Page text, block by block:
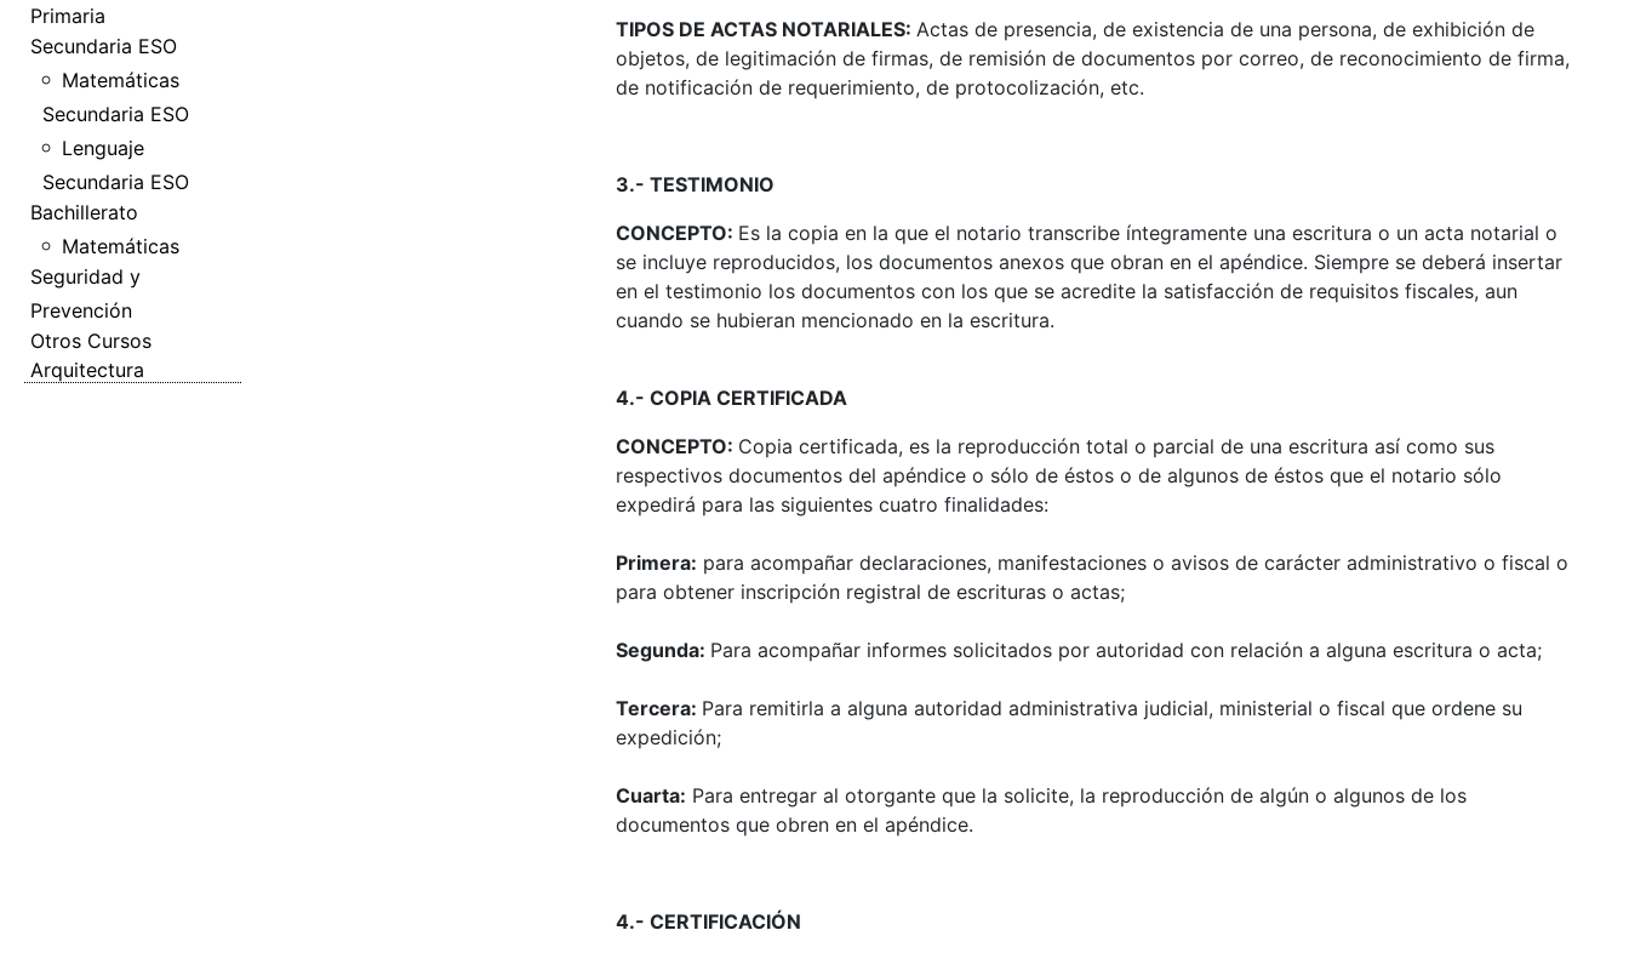
Primaria
Secundaria ESO
Matemáticas
Secundaria ESO
Lenguaje
Secundaria ESO
Bachillerato
Matemáticas
Seguridad y
Prevención
Otros Cursos
Arquitectura
TIPOS DE ACTAS NOTARIALES: Actas de presencia, de existencia de una persona, de exhibición de
objetos, de legitimación de firmas, de remisión de documentos por correo, de reconocimiento de firma,
de notificación de requerimiento, de protocolización, etc.
3.- TESTIMONIO
CONCEPTO: Es la copia en la que el notario transcribe íntegramente una escritura o un acta notarial o
se incluye reproducidos, los documentos anexos que obran en el apéndice. Siempre se deberá insertar
en el testimonio los documentos con los que se acredite la satisfacción de requisitos fiscales, aun
cuando se hubieran mencionado en la escritura.
4.- COPIA CERTIFICADA
CONCEPTO: Copia certificada, es la reproducción total o parcial de una escritura así como sus
respectivos documentos del apéndice o sólo de éstos o de algunos de éstos que el notario sólo
expedirá para las siguientes cuatro finalidades:
Primera: para acompañar declaraciones, manifestaciones o avisos de carácter administrativo o fiscal o
para obtener inscripción registral de escrituras o actas;
Segunda: Para acompañar informes solicitados por autoridad con relación a alguna escritura o acta;
Tercera: Para remitirla a alguna autoridad administrativa judicial, ministerial o fiscal que ordene su
expedición;
Cuarta: Para entregar al otorgante que la solicite, la reproducción de algún o algunos de los
documentos que obren en el apéndice.
4.- CERTIFICACIÓN